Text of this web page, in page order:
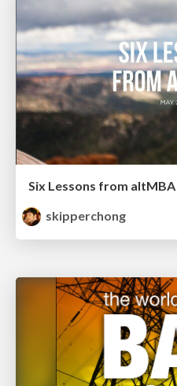
Six Lessons from altMBA
skipperchong